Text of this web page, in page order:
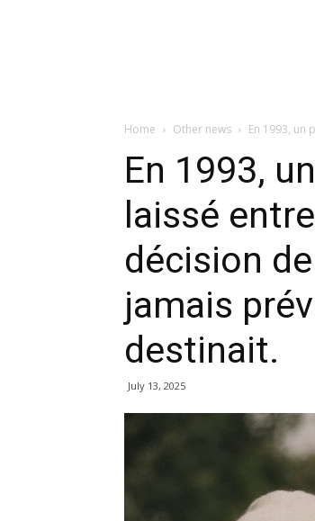
Home Other news En 1993, un
En 1993,
laissé
décision
jamais
destinait.
July 13, 2025